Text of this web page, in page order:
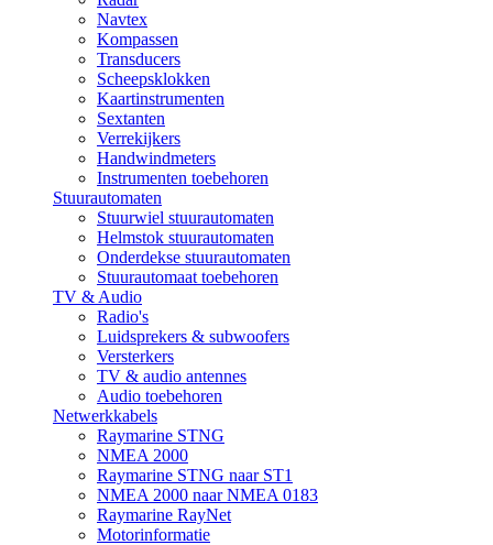
Navtex
Kompassen
Transducers
Scheepsklokken
Kaartinstrumenten
Sextanten
Verrekijkers
Handwindmeters
Instrumenten toebehoren
Stuurautomaten
Stuurwiel stuurautomaten
Helmstok stuurautomaten
Onderdekse stuurautomaten
Stuurautomaat toebehoren
TV & Audio
Radio's
Luidsprekers & subwoofers
Versterkers
TV & audio antennes
Audio toebehoren
Netwerkkabels
Raymarine STNG
NMEA 2000
Raymarine STNG naar ST1
NMEA 2000 naar NMEA 0183
Raymarine RayNet
Motorinformatie